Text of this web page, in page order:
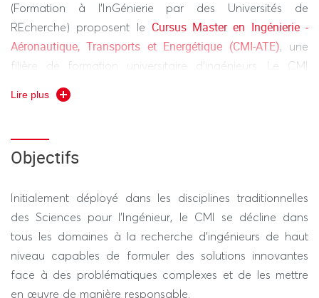
(Formation à l’InGénierie par des Universités de
REcherche) proposent le Cursus Master en Ingénierie -
Aéronautique, Transports et Energétique (CMI-ATE), une
filière de formation universitaire d’ingénieurs. Le CMI
porte une vision de construction d’un profil d'ingénieur
spécialiste créatif et s’appuie sur les filières supports
l’Ingénieur
programme d’Ouverture Sociétale Economique et
Le CMI s’appuie sur un ensemble d’éléments identitaires :
formation en contact très étroit avec le monde de la
recherche et sensibilisation à la culture d'innovation,
acquisition progressive des connaissances et des
compétences nécessaires à une vision systémique d’un
Lire plus
Objectifs
Initialement déployé dans les disciplines traditionnelles
des Sciences pour l’Ingénieur, le CMI se décline dans
tous les domaines à la recherche d’ingénieurs de haut
niveau capables de formuler des solutions innovantes
face à des problématiques complexes et de les mettre
en œuvre de manière responsable.